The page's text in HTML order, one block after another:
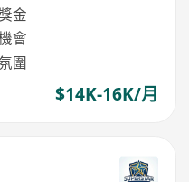
金
會
圍
$14K-16K/月